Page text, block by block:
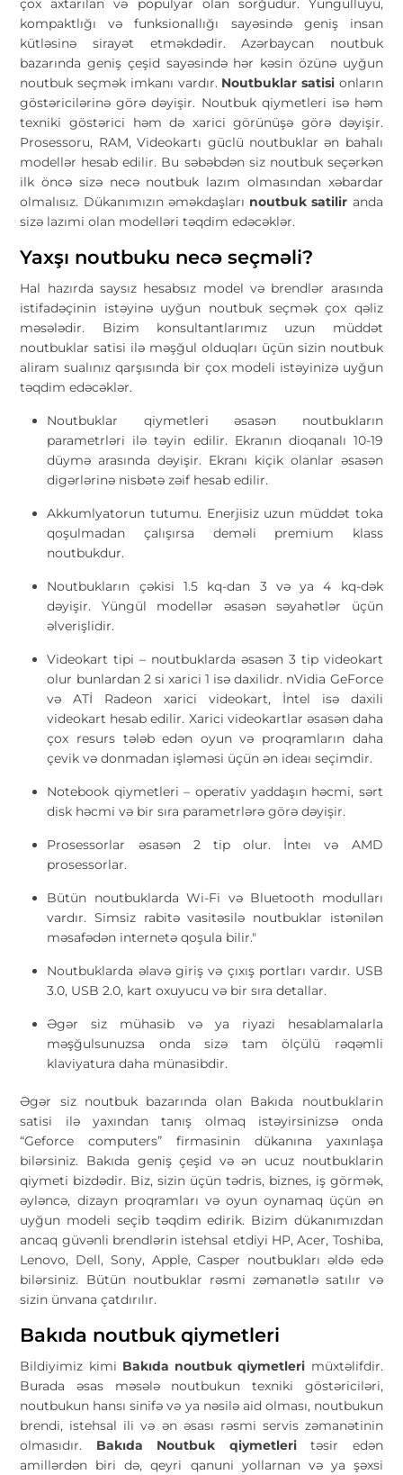
çox axtarılan və populyar olan sorğudur. Yüngüllüyü,
kompaktlığı və funksionallığı sayəsində geniş insan
kütləsinə sirayət etməkdədir. Azərbaycan noutbuk
bazarında geniş çeşid sayəsində hər kəsin özünə uyğun
noutbuk seçmək imkanı vardır. Noutbuklar satisionların
göstəricilərinə görə dəyişir. Noutbuk qiymetleri isə həm
texniki göstərici həm də xarici görünüşə görə dəyişir.
Prosessoru, RAM, Videokartı güclü noutbuklar ən bahalı
modellər hesab edilir. Bu səbəbdən siz noutbuk seçərkən
ilk öncə sizə necə noutbuk lazım olmasından xəbardar
olmalısız. Dükanımızın əməkdaşları noutbuk satilir anda
sizə lazımi olan modelləri təqdim edəcəklər.
Yaxşı noutbuku necə seçməli?
Hal hazırda saysız hesabsız model və brendlər arasında
istifadəçinin istəyinə uyğun noutbuk seçmək çox qəliz
məsələdir. Bizim konsultantlarımız uzun müddət
noutbuklar satisi ilə məşğul olduqları üçün sizin noutbuk
aliram sualınız qarşısında bir çox modeli istəyinizə uyğun
təqdim edəcəklər.
Noutbuklar qiymetleri əsasən noutbukların
parametrləri ilə təyin edilir. Ekranın dioqanalı 10-19
düymə arasında dəyişir. Ekranı kiçik olanlar əsasən
digərlərinə nisbətə zəif hesab edilir.
Akkumlyatorun tutumu. Enerjisiz uzun müddət toka
qoşulmadan çalışırsa deməli premium klass
noutbukdur.
Noutbukların çəkisi 1.5 kq-dan 3 və ya 4 kq-dək
dəyişir. Yüngül modellər əsasən səyahətlər üçün
əlverişlidir.
Videokart tipi – noutbuklarda əsasən 3 tip videokart
olur bunlardan 2 si xarici 1 isə daxilidr. nVidia GeForce
və ATİ Radeon xarici videokart, İntel isə daxili
videokart hesab edilir. Xarici videokartlar əsasən daha
çox resurs tələb edən oyun və proqramların daha
çevik və donmadan işləməsi üçün ən ideaı seçimdir.
Notebook qiymetleri – operativ yaddaşın həcmi, sərt
disk həcmi və bir sıra parametrlərə görə dəyişir.
Prosessorlar əsasən 2 tip olur. İnteı və AMD
prosessorlar.
Bütün noutbuklarda Wi-Fi və Bluetooth modulları
vardır. Simsiz rabitə vasitəsilə noutbuklar istənilən
məsafədən internetə qoşula bilir."
Noutbuklarda əlavə giriş və çıxış portları vardır. USB
3.0, USB 2.0, kart oxuyucu və bir sıra detallar.
Əgər siz mühasib və ya riyazi hesablamalarla
məşğulsunuzsa onda sizə tam ölçülü rəqəmli
klaviyatura daha münasibdir.
Əgər siz noutbuk bazarında olan Bakıda noutbuklarin
satisi ilə yaxından tanış olmaq istəyirsinizsə onda
“Geforce computers” firmasinin dükanına yaxınlaşa
bilərsiniz. Bakıda geniş çeşid və ən ucuz noutbuklarin
qiymeti bizdədir. Biz, sizin üçün tədris, biznes, iş görmək,
əyləncə, dizayn proqramları və oyun oynamaq üçün ən
uyğun modeli seçib təqdim edirik. Bizim dükanımızdan
ancaq güvənli brendlərin istehsal etdiyi HP, Acer, Toshiba,
Lenovo, Dell, Sony, Apple, Casper noutbukları əldə edə
bilərsiniz. Bütün noutbuklar rəsmi zəmanətlə satılır və
sizin ünvana çatdırılır.
Bakıda noutbuk qiymetleri
Bildiyimiz kimi Bakıda noutbuk qiymetleri müxtəlifdir.
Burada əsas məsələ noutbukun texniki göstəriciləri,
noutbukun hansı sinifə və ya nəsilə aid olması, noutbukun
brendi, istehsal ili və ən əsası rəsmi servis zəmanətinin
olmasıdır. Bakıda Noutbuk qiymetleritəsir edən
amillərdən biri də, qeyri qanuni yollarnan və ya şəxsi